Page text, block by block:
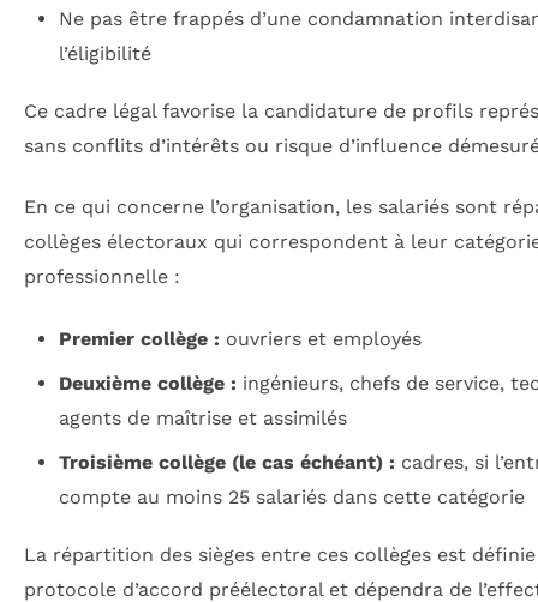
Ne pas être frappés d’une condamnation
l’éligibilité
Ce cadre légal favorise la candidature de profils
sans conflits d’intérêts ou risque d’influence
En ce qui concerne l’organisation, les salariés sont
collèges électoraux qui correspondent à leur
professionnelle :
Premier collège : ouvriers et employés
Deuxième collège : ingénieurs, chefs de service,
agents de maîtrise et assimilés
Troisième collège (le cas échéant) : cadres, si
compte au moins 25 salariés dans cette catégorie
La répartition des sièges entre ces collèges est
protocole d’accord préélectoral et dépendra de